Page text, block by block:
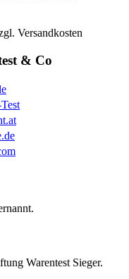
Versandkosten
& Co
Warentest Sieger.